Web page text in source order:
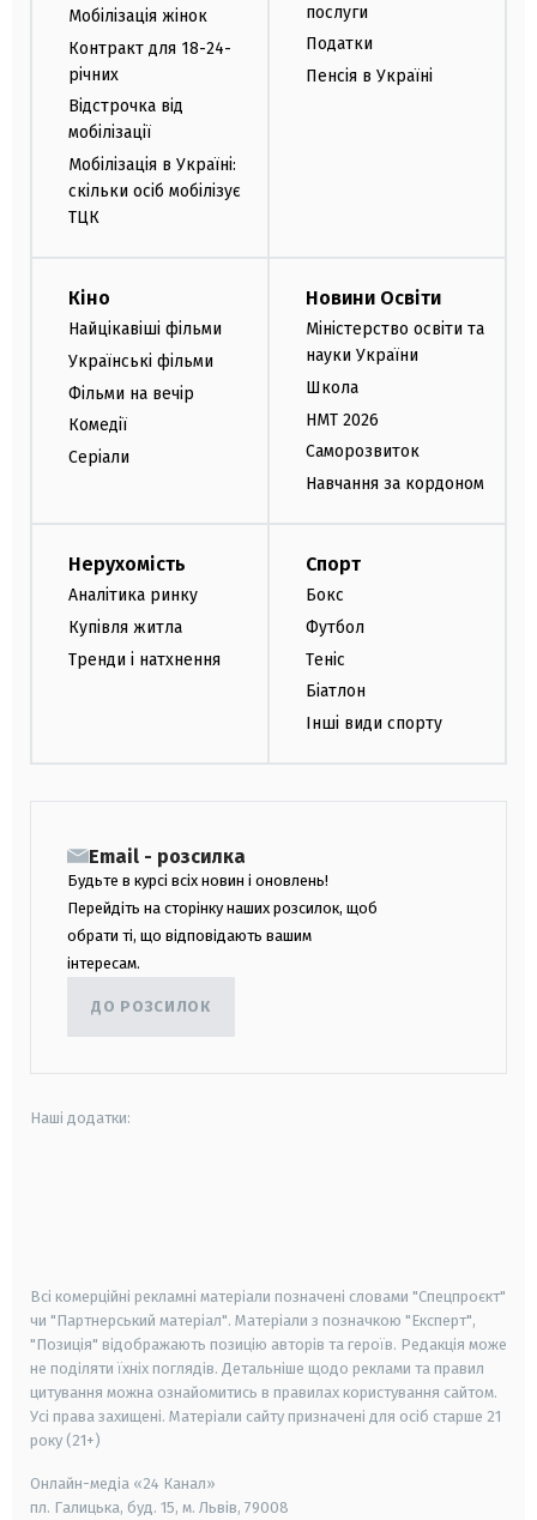
Мобілізація жінок
Контракт для 18-24-
річних
Відстрочка від
мобілізації
Мобілізація в Україні:
скільки осіб мобілізує
ТЦК
послуги
Податки
Пенсія в Україні
Кіно
Найцікавіші фільми
Українські фільми
Фільми на вечір
Комедії
Серіали
Новини Освіти
Міністерство освіти та
науки України
Школа
НМТ 2026
Саморозвиток
Навчання за кордоном
Нерухомість
Аналітика ринку
Купівля житла
Тренди і натхнення
Спорт
Бокс
Футбол
Теніс
Біатлон
Інші види спорту
Email - розсилка
Будьте в курсі всіх новин і оновлень!
Перейдіть на сторінку наших розсилок, щоб
обрати ті, що відповідають вашим
інтересам.
ДО РОЗСИЛОК
Наші додатки:
Всі комерційні рекламні матеріали позначені словами "Спецпроєкт"
чи "Партнерський матеріал". Матеріали з позначкою "Експерт",
"Позиція" відображають позицію авторів та героїв. Редакція може
не поділяти їхніх поглядів. Детальніше щодо реклами та правил
цитування можна ознайомитись в правилах користування сайтом.
Усі права захищені. Матеріали сайту призначені для осіб старше 21
року (21+)
Онлайн-медіа «24 Канал»
пл. Галицька, буд. 15, м. Львів, 79008